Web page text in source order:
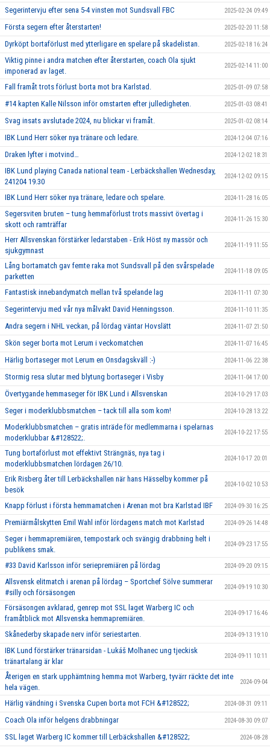
Segerintervju efter sena 5-4 vinsten mot Sundsvall FBC 2025-02-24 09:49
Första segern efter återstarten! 2025-02-20 11:58
Dyrköpt bortaförlust med ytterligare en spelare på skadelistan. 2025-02-18 16:24
Viktig pinne i andra matchen efter återstarten, coach Ola sjukt
imponerad av laget.
2025-02-14 11:00
Fall framåt trots förlust borta mot bra Karlstad. 2025-01-09 07:58
#14 kapten Kalle Nilsson inför omstarten efter julledigheten. 2025-01-03 08:41
Svag insats avslutade 2024, nu blickar vi framåt. 2025-01-02 08:14
IBK Lund Herr söker nya tränare och ledare. 2024-12-04 07:16
Draken lyfter i motvind… 2024-12-02 18:31
IBK Lund playing Canada national team - Lerbäckshallen Wednesday,
241204 19.30
2024-12-02 09:15
IBK Lund Herr söker nya tränare, ledare och spelare. 2024-11-28 16:05
Segersviten bruten – tung hemmaförlust trots massivt övertag i
skott och ramträffar
2024-11-26 15:30
Herr Allsvenskan förstärker ledarstaben - Erik Höst ny massör och
sjukgymnast
2024-11-19 11:55
Lång bortamatch gav femte raka mot Sundsvall på den svårspelade
parketten
2024-11-18 09:05
Fantastisk innebandymatch mellan två spelande lag 2024-11-11 07:30
Segerintervju med vår nya målvakt David Henningsson. 2024-11-10 11:35
Andra segern i NHL veckan, på lördag väntar Hovslätt 2024-11-07 21:50
Skön seger borta mot Lerum i veckomatchen 2024-11-07 16:45
Härlig bortaseger mot Lerum en Onsdagskväll :-) 2024-11-06 22:38
Stormig resa slutar med blytung bortaseger i Visby 2024-11-04 17:00
Övertygande hemmaseger för IBK Lund i Allsvenskan 2024-10-29 17:03
Seger i moderklubbsmatchen – tack till alla som kom! 2024-10-28 13:22
Moderklubbsmatchen – gratis inträde för medlemmarna i spelarnas
moderklubbar &#128522;.
2024-10-22 17:55
Tung bortaförlust mot effektivt Strängnäs, nya tag i
moderklubbsmatchen lördagen 26/10.
2024-10-17 20:01
Erik Risberg åter till Lerbäckshallen när hans Hässelby kommer på
besök
2024-10-02 10:53
Knapp förlust i första hemmamatchen i Arenan mot bra Karlstad IBF 2024-09-30 16:25
Premiärmålskytten Emil Wahl inför lördagens match mot Karlstad 2024-09-26 14:48
Seger i hemmapremiären, tempostark och svängig drabbning helt i
publikens smak.
2024-09-23 17:55
#33 David Karlsson inför seriepremiären på lördag 2024-09-20 09:15
Allsvensk elitmatch i arenan på lördag – Sportchef Sölve summerar
#silly och försäsongen
2024-09-19 10:30
Försäsongen avklarad, genrep mot SSL laget Warberg IC och
framåtblick mot Allsvenska hemmapremiären.
2024-09-17 16:46
Skånederby skapade nerv inför seriestarten. 2024-09-13 19:10
IBK Lund förstärker tränarsidan - Lukáš Molhanec ung tjeckisk
tränartalang är klar
2024-09-11 10:11
Återigen en stark upphämtning hemma mot Warberg, tyvärr räckte det inte
hela vägen.
2024-09-04
Härlig vändning i Svenska Cupen borta mot FCH &#128522; 2024-08-31 09:11
Coach Ola inför helgens drabbningar 2024-08-30 09:07
SSL laget Warberg IC kommer till Lerbäckshallen &#128522; 2024-08-28